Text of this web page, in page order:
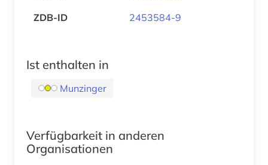
ZDB-ID
2453584-9
Ist enthalten in
Munzinger
Verfügbarkeit in anderen
Organisationen